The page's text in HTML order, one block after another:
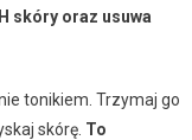
skóry oraz usuwa
tonikiem. Trzymaj go
skórę. To